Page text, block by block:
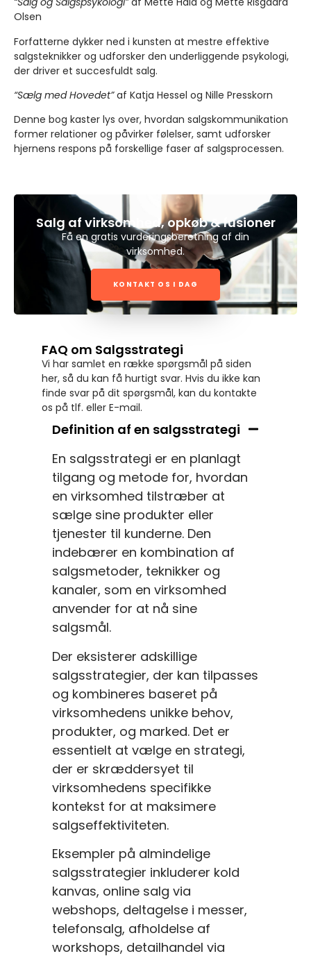
Olsen
Forfatterne dykker ned i kunsten at mestre effektive
salgsteknikker og udforsker den underliggende psykologi,
der driver et succesfuldt salg.
“Sælg med Hovedet”af Katja Hessel og Nille Presskorn
Denne bog kaster lys over, hvordan salgskommunikation
former relationer og påvirker følelser, samt udforsker
hjernens respons på forskellige faser af salgsprocessen.
Salg af virksomhed, opkøb & fusioner
Få en gratis vurderingsberetning af din
virksomhed.
KONTAKT OS I DAG
FAQ om Salgsstrategi
Vi har samlet en række spørgsmål på siden
her, så du kan få hurtigt svar. Hvis du ikke kan
finde svar på dit spørgsmål, kan du kontakte
os på tlf. eller E-mail.
Definition af en salgsstrategi
En salgsstrategi er en planlagt
tilgang og metode for, hvordan
en virksomhed tilstræber at
sælge sine produkter eller
tjenester til kunderne. Den
indebærer en kombination af
salgsmetoder, teknikker og
kanaler, som en virksomhed
anvender for at nå sine
salgsmål.
Der eksisterer adskillige
salgsstrategier, der kan tilpasses
og kombineres baseret på
virksomhedens unikke behov,
produkter, og marked. Det er
essentielt at vælge en strategi,
der er skræddersyet til
virksomhedens specifikke
kontekst for at maksimere
salgseffektiviteten.
Eksempler på almindelige
salgsstrategier inkluderer kold
kanvas, online salg via
webshops, deltagelse i messer,
telefonsalg, afholdelse af
workshops, detailhandel via